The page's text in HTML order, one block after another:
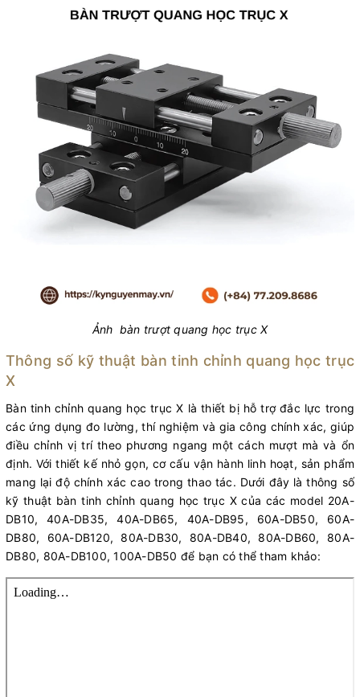
Ảnh bàn trượt quang học trục X
Thông số kỹ thuật bàn tinh chỉnh quang học trục
X
Bàn tinh chỉnh quang học trục X là thiết bị hỗ trợ đắc lực trong
các ứng dụng đo lường, thí nghiệm và gia công chính xác, giúp
điều chỉnh vị trí theo phương ngang một cách mượt mà và ổn
định. Với thiết kế nhỏ gọn, cơ cấu vận hành linh hoạt, sản phẩm
mang lại độ chính xác cao trong thao tác. Dưới đây là thông số
kỹ thuật bàn tinh chỉnh quang học trục X của các model 20A-
DB10, 40A-DB35, 40A-DB65, 40A-DB95, 60A-DB50, 60A-
DB80, 60A-DB120, 80A-DB30, 80A-DB40, 80A-DB60, 80A-
DB80, 80A-DB100, 100A-DB50 để bạn có thể tham khảo: